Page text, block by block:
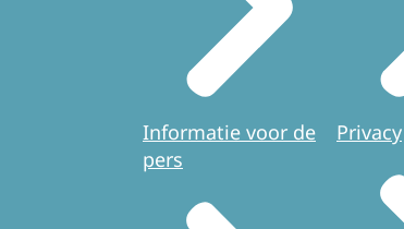
Informatie voor de
pers
Privacy